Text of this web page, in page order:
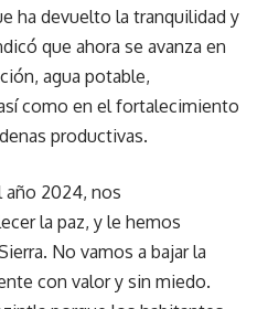
ha devuelto la tranquilidad y
que ahora se avanza en
agua potable,
como en el fortalecimiento
productivas.
año 2024, nos
la paz, y le hemos
No vamos a bajar la
con valor y sin miedo.